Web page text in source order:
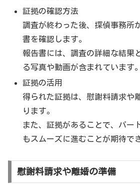
証拠の確認方法
調査が終わった後、探偵事務所
書を確認します。
報告書には、調査の詳細な結果
る写真や動画が含まれています。
証拠の活用
得られた証拠は、慰謝料請求や
ります。
また、証拠があることで、パー
もスムーズに進むことが期待で
慰謝料請求や離婚の準備